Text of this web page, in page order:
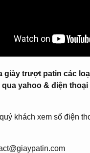
giày trượt patin các
qua yahoo & điện thoại
khách xem số điện